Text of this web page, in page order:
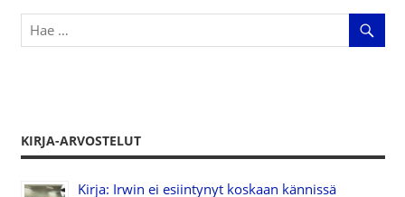
selaus
KIRJA-ARVOSTELUT
Kirja: Irwin ei esiintynyt koskaan kännissä